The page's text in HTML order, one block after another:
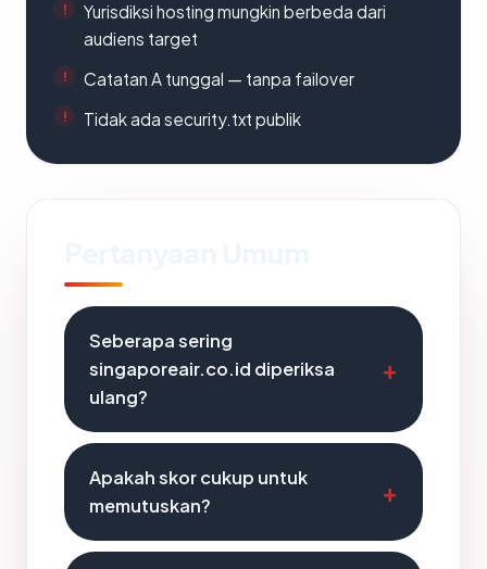
Yurisdiksi hosting mungkin berbeda dari
audiens target
Catatan A tunggal — tanpa failover
Tidak ada security.txt publik
Seberapa sering
singaporeair.co.id diperiksa
ulang?
Apakah skor cukup untuk
memutuskan?